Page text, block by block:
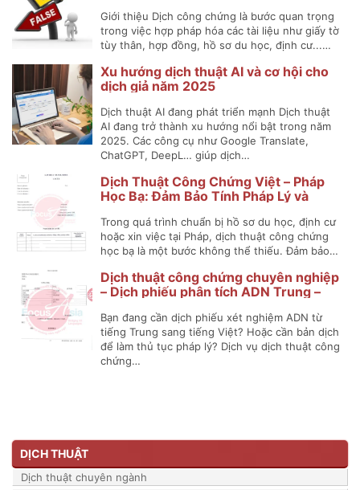
Giới thiệu Dịch công chứng là bước quan trọng
trong việc hợp pháp hóa các tài liệu như giấy tờ
tùy thân, hợp đồng, hồ sơ du học, định cư...…
Xu hướng dịch thuật AI và cơ hội cho
dịch giả năm 2025
Dịch thuật AI đang phát triển mạnh Dịch thuật
AI đang trở thành xu hướng nổi bật trong năm
2025. Các công cụ như Google Translate,
ChatGPT, DeepL… giúp dịch…
Dịch Thuật Công Chứng Việt – Pháp
Học Bạ: Đảm Bảo Tính Pháp Lý và
Trong quá trình chuẩn bị hồ sơ du học, định cư
hoặc xin việc tại Pháp, dịch thuật công chứng
học bạ là một bước không thể thiếu. Đảm bảo…
Dịch thuật công chứng chuyên nghiệp
– Dịch phiếu phân tích ADN Trung –
Bạn đang cần dịch phiếu xét nghiệm ADN từ
tiếng Trung sang tiếng Việt? Hoặc cần bản dịch
để làm thủ tục pháp lý? Dịch vụ dịch thuật công
chứng…
DỊCH THUẬT
Dịch thuật chuyên ngành